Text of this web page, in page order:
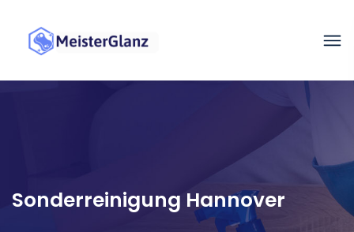
Sonderreinigung Hannover